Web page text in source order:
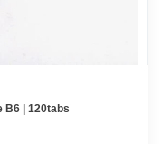
B6 | 120tabs